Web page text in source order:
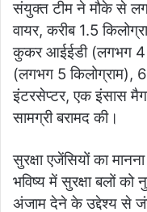
संयुक्त टीम ने मौके से
वायर, करीब 1.5
कुकर आईईडी (लगभग 4
(लगभग 5 किलोग्राम),
इंटरसेप्टर, एक इंसास
सामग्री बरामद की।
सुरक्षा एजेंसियों का
भविष्य में सुरक्षा बलों
अंजाम देने के उद्देश्य से